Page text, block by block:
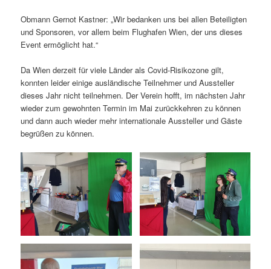
Obmann Gernot Kastner: „Wir bedanken uns bei allen Beteiligten
und Sponsoren, vor allem beim Flughafen Wien, der uns dieses
Event ermöglicht hat.“
Da Wien derzeit für viele Länder als Covid-Risikozone gilt,
konnten leider einige ausländische Teilnehmer und Aussteller
dieses Jahr nicht teilnehmen. Der Verein hofft, im nächsten Jahr
wieder zum gewohnten Termin im Mai zurückkehren zu können
und dann auch wieder mehr internationale Aussteller und Gäste
begrüßen zu können.